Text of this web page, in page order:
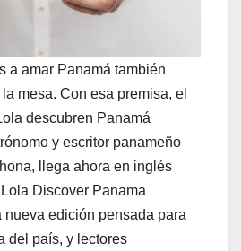
a amar Panamá también
mesa. Con esa premisa, el
descubren Panamá
y escritor panameño
llega ahora en inglés
Discover Panama
nueva edición pensada para
del país, y lectores